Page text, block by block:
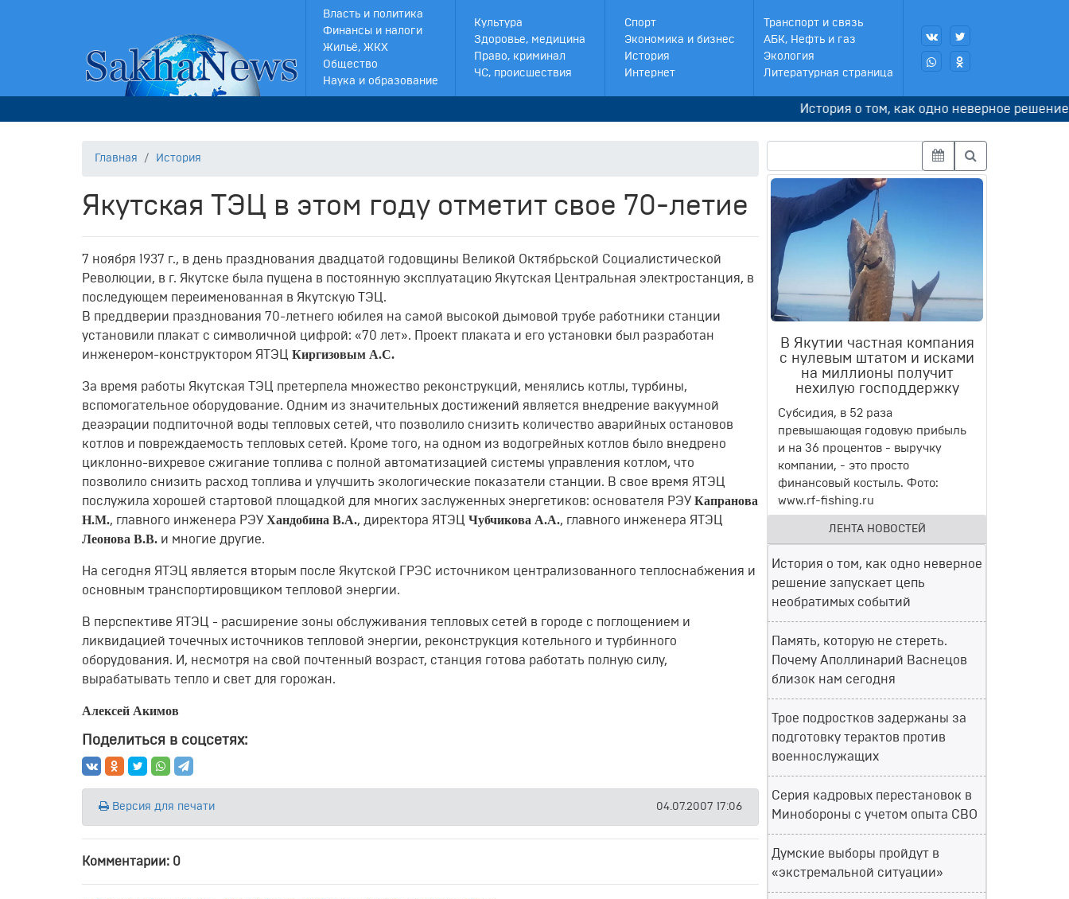
Власть и политика
Финансы и налоги
Жильё, ЖКХ
Общество
Наука и образование
Культура
Здоровье, медицина
Право, криминал
ЧС, происшествия
Спорт
Экономика и бизнес
История
Интернет
Транспорт и связь
АБК, Нефть и газ
Экология
Литературная страница
История о том, как одно неверное решение
Главная История
Якутская ТЭЦ в этом году отметит свое 70-летие
7 ноября 1937 г., в день празднования двадцатой годовщины Великой Октябрьской Социалистической
Революции, в г. Якутске была пущена в постоянную эксплуатацию Якутская Центральная электростанция, в
последующем переименованная в Якутскую ТЭЦ.
В преддверии празднования 70-летнего юбилея на самой высокой дымовой трубе работники станции
установили плакат с символичной цифрой: «70 лет». Проект плаката и его установки был разработан
инженером-конструктором ЯТЭЦ Киргизовым А.С.
За время работы Якутская ТЭЦ претерпела множество реконструкций, менялись котлы, турбины,
вспомогательное оборудование. Одним из значительных достижений является внедрение вакуумной
деаэрации подпиточной воды тепловых сетей, что позволило снизить количество аварийных остановов
котлов и повреждаемость тепловых сетей. Кроме того, на одном из водогрейных котлов было внедрено
циклонно-вихревое сжигание топлива с полной автоматизацией системы управления котлом, что
позволило снизить расход топлива и улучшить экологические показатели станции. В свое время ЯТЭЦ
послужила хорошей стартовой площадкой для многих заслуженных энергетиков: основателя РЭУ Капранова
Н.М., главного инженера РЭУ Хандобина В.А., директора ЯТЭЦ Чубчикова А.А., главного инженера ЯТЭЦ
Леонова В.В. и многие другие.
На сегодня ЯТЭЦ является вторым после Якутской ГРЭС источником централизованного теплоснабжения и
основным транспортировщиком тепловой энергии.
В перспективе ЯТЭЦ - расширение зоны обслуживания тепловых сетей в городе с поглощением и
ликвидацией точечных источников тепловой энергии, реконструкция котельного и турбинного
оборудования. И, несмотря на свой почтенный возраст, станция готова работать полную силу,
вырабатывать тепло и свет для горожан.
Алексей Акимов
Поделиться в соцсетях:
Версия для печати 04.07.2007 17:06
Комментарии: 0
В Якутии частная компания
с нулевым штатом и исками
на миллионы получит
нехилую господдержку
Субсидия, в 52 раза
превышающая годовую прибыль
и на 36 процентов - выручку
компании, - это просто
финансовый костыль. Фото:
www.rf-fishing.ru
ЛЕНТА НОВОСТЕЙ
История о том, как одно неверное
решение запускает цепь
необратимых событий
Память, которую не стереть.
Почему Аполлинарий Васнецов
близок нам сегодня
Трое подростков задержаны за
подготовку терактов против
военнослужащих
Серия кадровых перестановок в
Минобороны с учетом опыта СВО
Думские выборы пройдут в
«экстремальной ситуации»